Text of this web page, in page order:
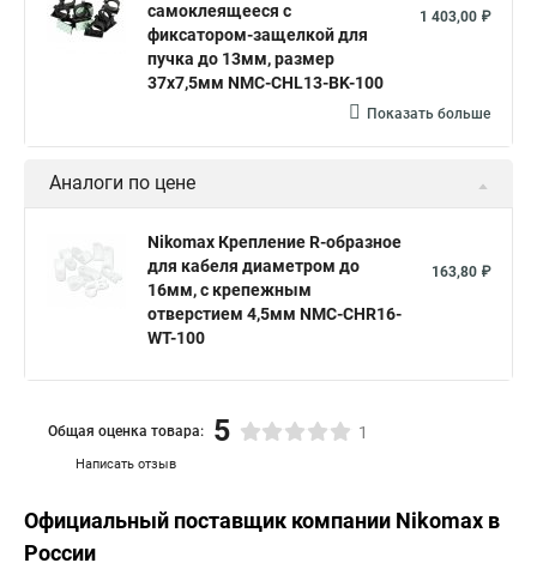
самоклеящееся с
фиксатором-защелкой для
пучка до 13мм, размер
37х7,5мм NMC-CHL13-BK-100
1 403,00 ₽
Показать больше
Аналоги по цене
Nikomax Крепление R-образное
для кабеля диаметром до
16мм, с крепежным
отверстием 4,5мм NMC-CHR16-
WT-100
163,80 ₽
Написать отзыв
Общая оценка товара: 5 1
Официальный поставщик компании Nikomax в
России